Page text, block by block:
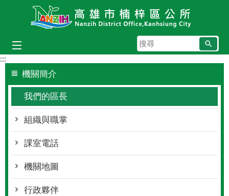
跳到主要內容區塊
搜
尋
:::
機關簡介
我們的區長
組織與職掌
課室電話
機關地圖
行政夥伴